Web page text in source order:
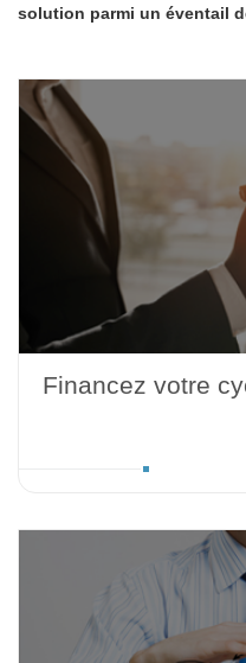
solution parmi un éventail
Financez votre